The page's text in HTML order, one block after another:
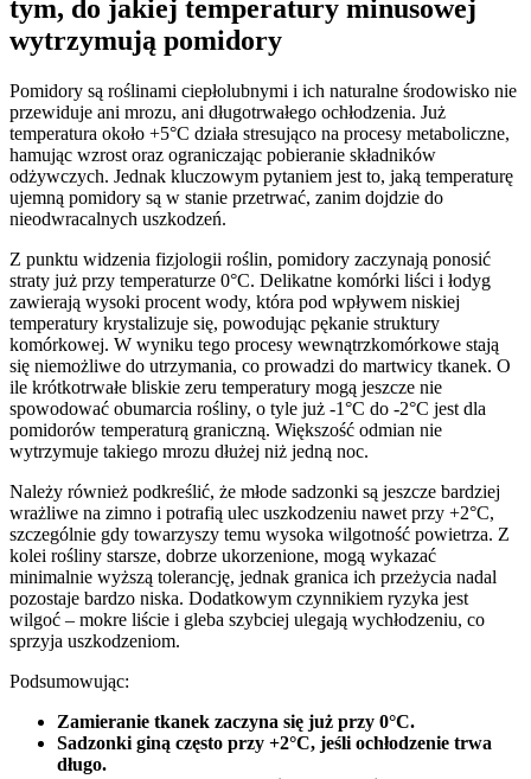
tym, do jakiej temperatury minusowej
wytrzymują pomidory
Pomidory są roślinami ciepłolubnymi i ich naturalne środowisko nie
przewiduje ani mrozu, ani długotrwałego ochłodzenia. Już
temperatura około +5°C działa stresująco na procesy metaboliczne,
hamując wzrost oraz ograniczając pobieranie składników
odżywczych. Jednak kluczowym pytaniem jest to, jaką temperaturę
ujemną pomidory są w stanie przetrwać, zanim dojdzie do
nieodwracalnych uszkodzeń.
Z punktu widzenia fizjologii roślin, pomidory zaczynają ponosić
straty już przy temperaturze 0°C. Delikatne komórki liści i łodyg
zawierają wysoki procent wody, która pod wpływem niskiej
temperatury krystalizuje się, powodując pękanie struktury
komórkowej. W wyniku tego procesy wewnątrzkomórkowe stają
się niemożliwe do utrzymania, co prowadzi do martwicy tkanek. O
ile krótkotrwałe bliskie zeru temperatury mogą jeszcze nie
spowodować obumarcia rośliny, o tyle już -1°C do -2°C jest dla
pomidorów temperaturą graniczną. Większość odmian nie
wytrzymuje takiego mrozu dłużej niż jedną noc.
Należy również podkreślić, że młode sadzonki są jeszcze bardziej
wrażliwe na zimno i potrafią ulec uszkodzeniu nawet przy +2°C,
szczególnie gdy towarzyszy temu wysoka wilgotność powietrza. Z
kolei rośliny starsze, dobrze ukorzenione, mogą wykazać
minimalnie wyższą tolerancję, jednak granica ich przeżycia nadal
pozostaje bardzo niska. Dodatkowym czynnikiem ryzyka jest
wilgoć – mokre liście i gleba szybciej ulegają wychłodzeniu, co
sprzyja uszkodzeniom.
Podsumowując:
Zamieranie tkanek zaczyna się już przy 0°C.
Sadzonki giną często przy +2°C, jeśli ochłodzenie trwa
długo.